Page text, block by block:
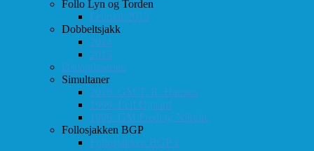
Follo Lyn og Torden
Februar 2013
Dobbeltsjakk
2014
2015
Østlandsserien
Simultaner
2016: GM T. R. Hansen
1999: Leif Øgaard
1996: GM Predrag Nikolic
Follosjakken BGP
Follosjakken BGP 1